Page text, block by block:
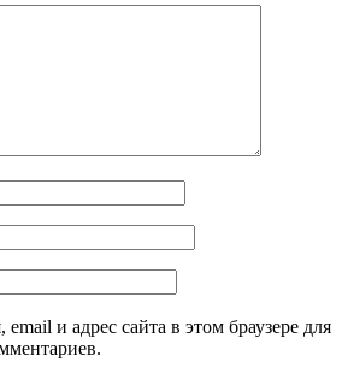
и адрес сайта в этом браузере для